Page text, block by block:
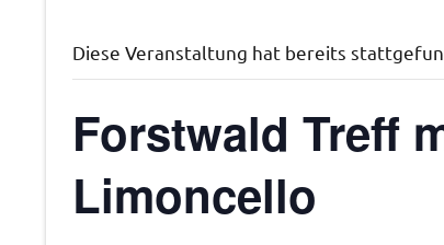
Diese Veranstaltung hat bereits
Forstwald Treff
Limoncello